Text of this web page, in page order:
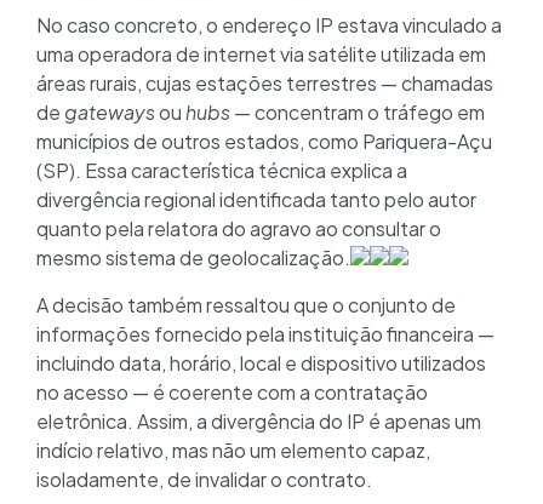
No caso concreto, o endereço IP estava vinculado a
uma operadora de internet via satélite utilizada em
áreas rurais, cujas estações terrestres — chamadas
de gatewaysouhubs — concentram o tráfego em
municípios de outros estados, como Pariquera-Açu
(SP). Essa característica técnica explica a
divergência regional identificada tanto pelo autor
quanto pela relatora do agravo ao consultar o
mesmo sistema de geolocalização.
A decisão também ressaltou que o conjunto de
informações fornecido pela instituição financeira —
incluindo data, horário, local e dispositivo utilizados
no acesso — é coerente com a contratação
eletrônica. Assim, a divergência do IP é apenas um
indício relativo, mas não um elemento capaz,
isoladamente, de invalidar o contrato.